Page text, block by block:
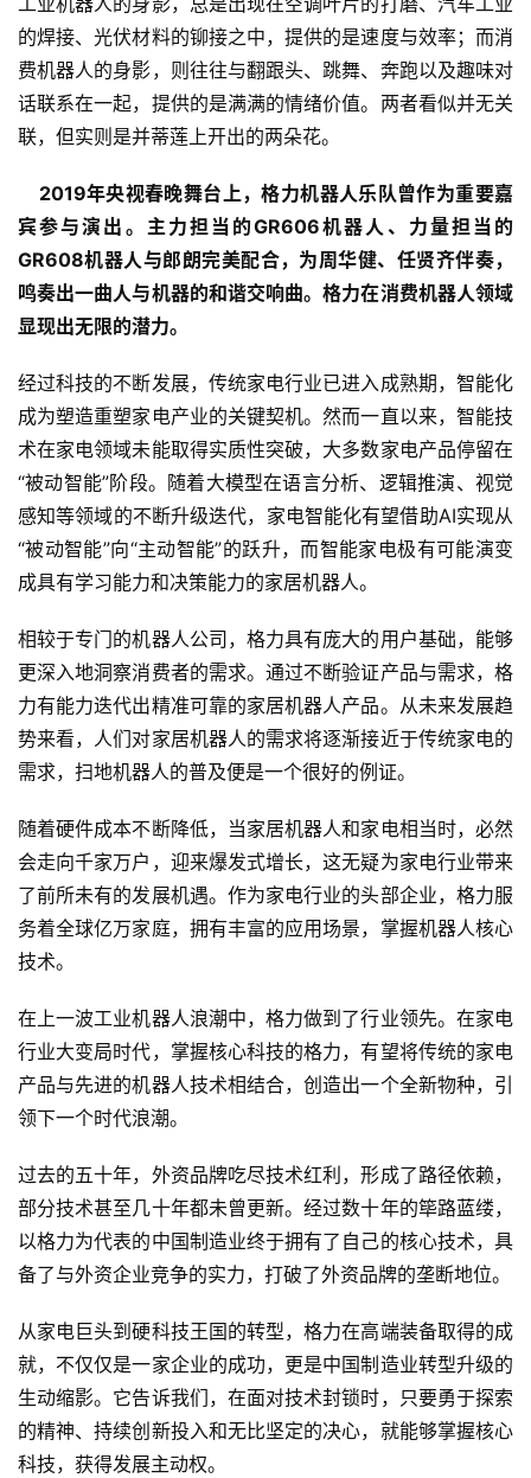
的焊接、光伏材料的铆接之中，提供的是速度与效率；而消
费机器人的身影，则往往与翻跟头、跳舞、奔跑以及趣味对
话联系在一起，提供的是满满的情绪价值。两者看似并无关
联，但实则是并蒂莲上开出的两朵花。
2019年央视春晚舞台上，格力机器人乐队曾作为重要嘉
宾参与演出。主力担当的GR606机器人、力量担当的
GR608机器人与郎朗完美配合，为周华健、任贤齐伴奏，
鸣奏出一曲人与机器的和谐交响曲。格力在消费机器人领域
显现出无限的潜力。
经过科技的不断发展，传统家电行业已进入成熟期，智能化
成为塑造重塑家电产业的关键契机。然而一直以来，智能技
术在家电领域未能取得实质性突破，大多数家电产品停留在
“被动智能”阶段。随着大模型在语言分析、逻辑推演、视觉
感知等领域的不断升级迭代，家电智能化有望借助AI实现从
“被动智能”向“主动智能”的跃升，而智能家电极有可能演变
成具有学习能力和决策能力的家居机器人。
相较于专门的机器人公司，格力具有庞大的用户基础，能够
更深入地洞察消费者的需求。通过不断验证产品与需求，格
力有能力迭代出精准可靠的家居机器人产品。从未来发展趋
势来看，人们对家居机器人的需求将逐渐接近于传统家电的
需求，扫地机器人的普及便是一个很好的例证。
随着硬件成本不断降低，当家居机器人和家电相当时，必然
会走向千家万户，迎来爆发式增长，这无疑为家电行业带来
了前所未有的发展机遇。作为家电行业的头部企业，格力服
务着全球亿万家庭，拥有丰富的应用场景，掌握机器人核心
技术。
在上一波工业机器人浪潮中，格力做到了行业领先。在家电
行业大变局时代，掌握核心科技的格力，有望将传统的家电
产品与先进的机器人技术相结合，创造出一个全新物种，引
领下一个时代浪潮。
过去的五十年，外资品牌吃尽技术红利，形成了路径依赖，
部分技术甚至几十年都未曾更新。经过数十年的筚路蓝缕，
以格力为代表的中国制造业终于拥有了自己的核心技术，具
备了与外资企业竞争的实力，打破了外资品牌的垄断地位。
从家电巨头到硬科技王国的转型，格力在高端装备取得的成
就，不仅仅是一家企业的成功，更是中国制造业转型升级的
生动缩影。它告诉我们，在面对技术封锁时，只要勇于探索
的精神、持续创新投入和无比坚定的决心，就能够掌握核心
科技，获得发展主动权。